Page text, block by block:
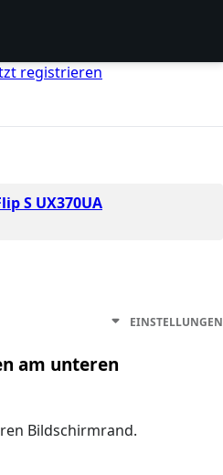
registrieren
S UX370UA
EINSTELLUNGEN
am unteren
Bildschirmrand.